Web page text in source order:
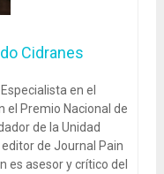
Cidranes
en el
el Premio Nacional de
de la Unidad
de Journal Pain
es asesor y crítico del